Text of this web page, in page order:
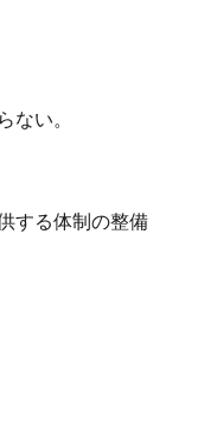
い。
する体制の整備